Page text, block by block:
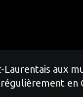
Laurentais aux
en